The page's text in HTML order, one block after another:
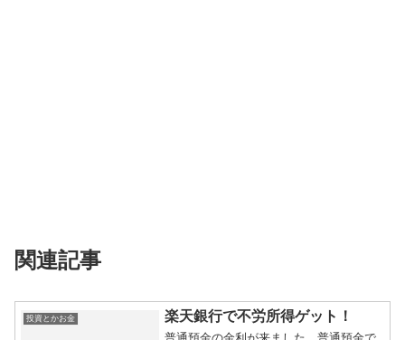
関連記事
投資とかお金 楽天銀行で不労所得ゲット！